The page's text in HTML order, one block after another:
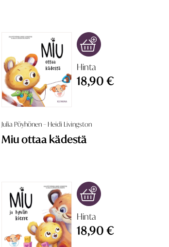
Hinta
18,90 €
Julia Pöyhönen – Heidi Livingston
Miu ottaa kädestä
Hinta
18,90 €